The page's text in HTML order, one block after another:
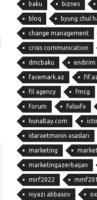
baku biznes
bloq byung chul
change management
crisis communication
dmcbaku endirim
facemark.az
fil agency fmcg
forum fəlsəfə
hunaltay.com
idarəetmənin əsasları
marketing
marketingazerbaijan
mirf2022
niyazi abbasov